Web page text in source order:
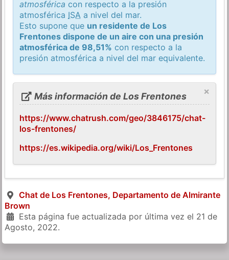
atmosférica con respecto a la presión
atmosférica ISA a nivel del mar.
Esto supone que un residente de Los
Frentones dispone de un aire con una presión
atmosférica de 98,51% con respecto a la
presión atmosférica a nivel del mar equivalente.
×
Más información de Los Frentones
https://www.chatrush.com/geo/3846175/chat-
los-frentones/
https://es.wikipedia.org/wiki/Los_Frentones
Chat de Los Frentones, Departamento de Almirante
Brown
Esta página fue actualizada por última vez el 21 de
Agosto, 2022.